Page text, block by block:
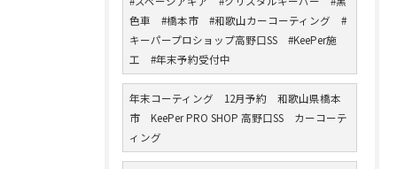
色車 #橋本市 #和歌山カーコーティング #
キーパープロショップ高野口SS #KeePer施
工 #年末予約受付中
年末コーティング 12月予約 和歌山県橋本
市 KeePer PRO SHOP 高野口SS カーコーテ
ィング